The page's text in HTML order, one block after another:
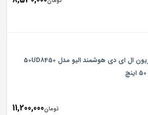
تلويزيون ال ای دی هوشمند الیو مدل 50UD8450
تومان11,200,000